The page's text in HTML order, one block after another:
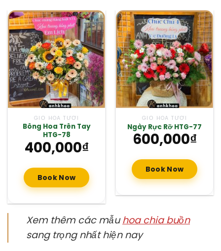
GIỎ HOA TƯƠI
Bông Hoa Trên Tay
HTG-78
400,000₫
Book Now
GIỎ HOA TƯƠI
Ngày Rực Rỡ HTG-77
600,000₫
Book Now
Xem thêm các mẫuhoa chia buồn
sang trọng nhất hiện nay